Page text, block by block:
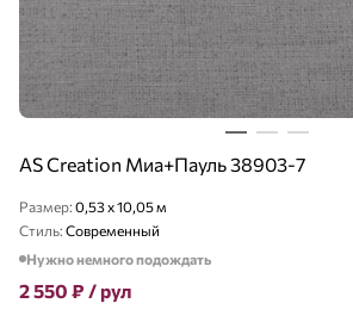
AS Creation Миа+Пауль 38903-7
Размер: 0,53 x 10,05 м
Стиль: Современный
Нужно немного подождать
2 550 ₽ / рул